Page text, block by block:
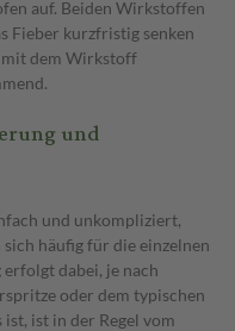
auf. Beiden Wirkstoffen
Fieber kurzfristig senken
mit dem Wirkstoff
und
und unkompliziert,
sich häufig für die einzelnen
dabei, je nach
oder dem typischen
ist in der Regel vom